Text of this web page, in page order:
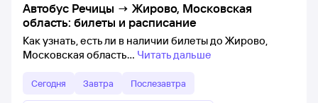
Автобус Речицы → Жирово, Московская
область: билеты и расписание
Как узнать, есть ли в наличии билеты до Жирово,
Московская область
Читать дальше
Сегодня Завтра Послезавтра